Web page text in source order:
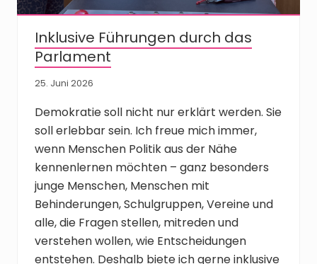
Inklusive Führungen durch das
Parlament
25. Juni 2026
Demokratie soll nicht nur erklärt werden. Sie
soll erlebbar sein. Ich freue mich immer,
wenn Menschen Politik aus der Nähe
kennenlernen möchten – ganz besonders
junge Menschen, Menschen mit
Behinderungen, Schulgruppen, Vereine und
alle, die Fragen stellen, mitreden und
verstehen wollen, wie Entscheidungen
entstehen. Deshalb biete ich gerne inklusive